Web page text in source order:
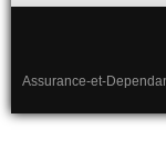
Assurance-et-